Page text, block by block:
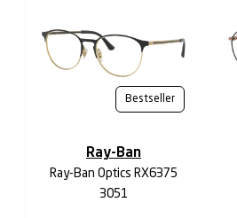
Bestseller
Ray-Ban
Ray-Ban Optics RX6375
3051